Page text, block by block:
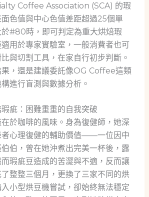
Coffee Association (SCA) 的瑕
色值與中心色值差距超過25個單
#80時，即可判定為重大烘焙瑕
用於專家實驗室，一般消費者也可
與切割工具，在家自行初步判斷。
，還是建議委託像OG Coffee這類
進行盲測與數據分析。
疵：困難重重的自我突破
於咖啡的風味。身為復健師，她深
者心理復健的輔助價值——一位因中
伯，曾在她沖煮出完美一杯後，露
瑕疵豆造成的苦澀與不適，反而讓
整整三個月，更換了三家不同的烘
小型烘豆機嘗試，卻始終無法穩定